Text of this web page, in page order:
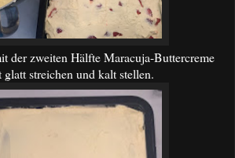
der zweiten Hälfte Maracuja-Buttercreme
streichen und kalt stellen.